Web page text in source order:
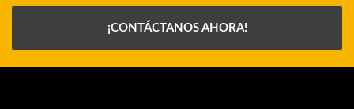
¡CONTÁCTANOS AHORA!